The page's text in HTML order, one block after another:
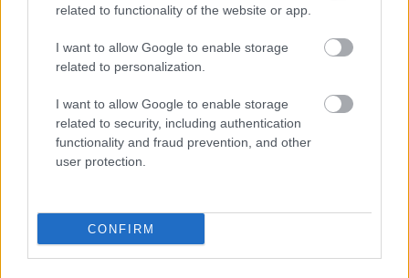
related to functionality of the website or app.
I want to allow Google to enable storage
related to personalization.
I want to allow Google to enable storage
related to security, including authentication
functionality and fraud prevention, and other
user protection.
CONFIRM
DET HÄR SAKNAR JAG FRÅN MIN AKTIVA
KARRIÄR:Naturen i Alperna under våra
som efter 1 timme bryter upp i sol och +20.
SÅ FÖLJER JAG IDROTTEN I DAG: